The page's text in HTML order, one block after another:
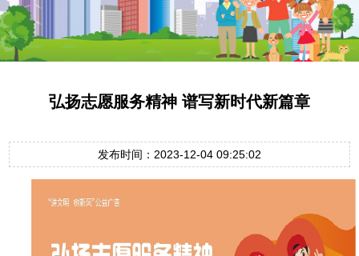
弘扬志愿服务精神 谱写新时代新篇章
发布时间：2023-12-04 09:25:02